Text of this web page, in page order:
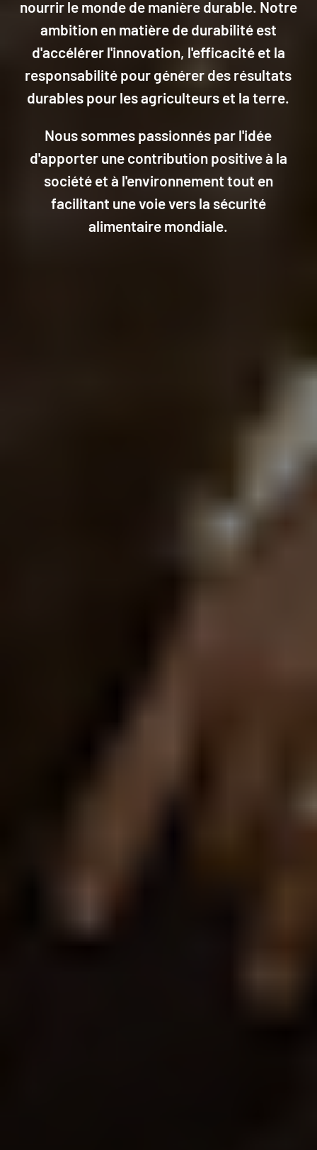
nourrir le monde de manière durable. Notre
ambition en matière de durabilité est
d'accélérer l'innovation, l'efficacité et la
responsabilité pour générer des résultats
durables pour les agriculteurs et la terre.
Nous sommes passionnés par l'idée
d'apporter une contribution positive à la
société et à l'environnement tout en
facilitant une voie vers la sécurité
alimentaire mondiale.